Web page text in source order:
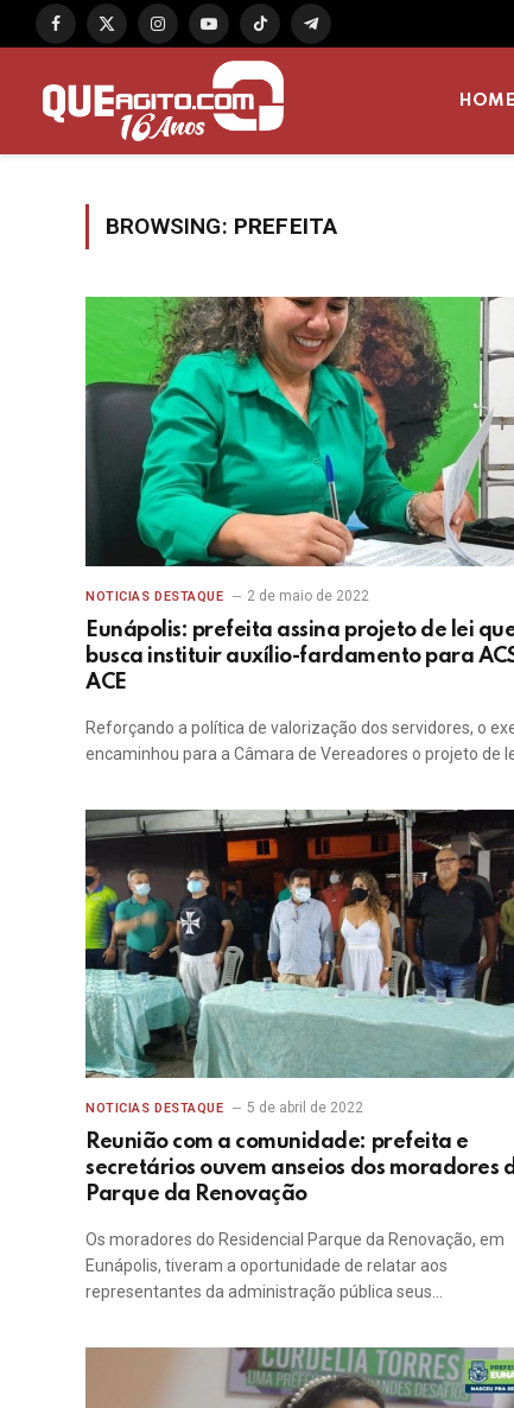
Facebook
X
InstagramYouTubeTikTok Telegram
HOME
BROWSING: PREFEITA
NOTICIAS DESTAQUE 2 de maio de 2022
Eunápolis: prefeita assina projeto de lei
busca instituir auxílio-fardamento para
ACE
Reforçando a política de valorização dos servidores, o
encaminhou para a Câmara de Vereadores o projeto de lei
NOTICIAS DESTAQUE 5 de abril de 2022
Reunião com a comunidade: prefeita e
secretários ouvem anseios dos moradores
Parque da Renovação
Os moradores do Residencial Parque da Renovação, em
Eunápolis, tiveram a oportunidade de relatar aos
representantes da administração pública seus…